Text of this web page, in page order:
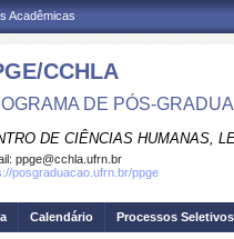
Acadêmicas
CCHLA
DE PÓS-
DE CIÊNCIAS HUMANAS,
ppge@cchla.ufrn.br
posgraduacao.ufrn.br/ppge
Calendário Processos Seletivos